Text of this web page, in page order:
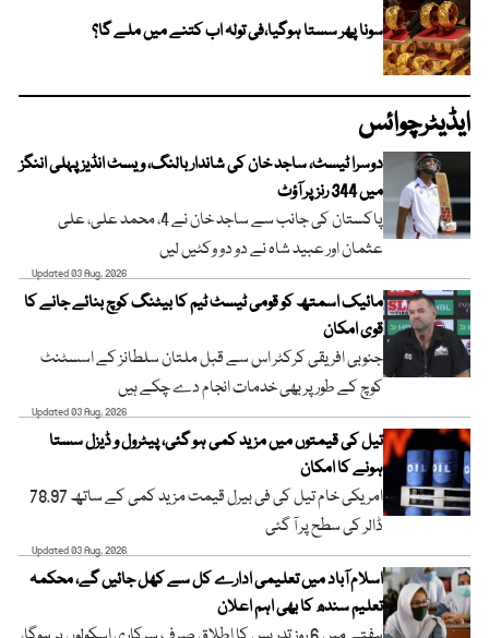
سونا پھر سستا ہوگیا،فی تولہ اب کتنے میں ملے گا؟
ایڈیٹرچوائس
دوسرا ٹیسٹ، ساجد خان کی شاندار بالنگ، ویسٹ انڈیز پہلی اننگز
میں 344 رنز پر آؤٹ
پاکستان کی جانب سے ساجد خان نے 4، محمد علی، علی
عثمان اور عبید شاہ نے دو دو وکٹیں لیں
Updated 03 Aug, 2026
مائیک اسمتھ کو قومی ٹیسٹ ٹیم کا بیٹنگ کوچ بنائے جانے کا
قوی امکان
جنوبی افریقی کرکٹر اس سے قبل ملتان سلطانز کے اسسٹنٹ
کوچ کے طور پر بھی خدمات انجام دے چکے ہیں
Updated 03 Aug, 2026
تیل کی قیمتوں میں مزید کمی ہو گئی، پیٹرول و ڈیزل سستا
ہونے کا امکان
امریکی خام تیل کی فی بیرل قیمت مزید کمی کے ساتھ 78.97
ڈالر کی سطح پر آ گئی
Updated 03 Aug, 2026
اسلام آباد میں تعلیمی ادارے کل سے کھل جائیں گے، محکمہ
تعلیم سندھ کا بھی اہم اعلان